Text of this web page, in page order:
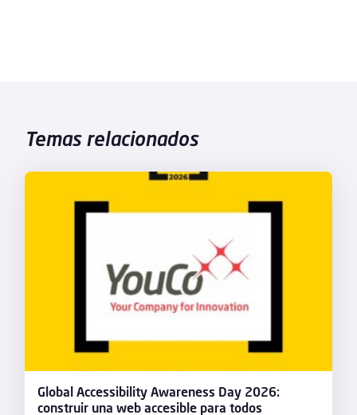
Temas relacionados
Global Accessibility Awareness Day 2026:
construir una web accesible para todos